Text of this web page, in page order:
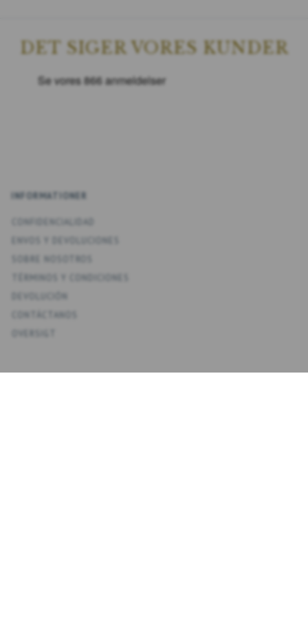
DET SIGER VORES KUNDER
INFORMATIONER
CONFIDENCIALIDAD
TÉRMINOS Y CONDICIONES
CONTÁCTANOS